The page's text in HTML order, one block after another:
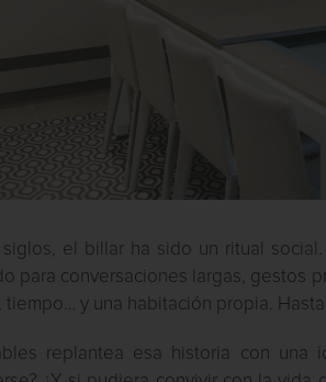
siglos, el billar ha sido un ritual
para conversaciones largas, gestos
tiempo… y una habitación propia. Hasta
replantea esa historia con